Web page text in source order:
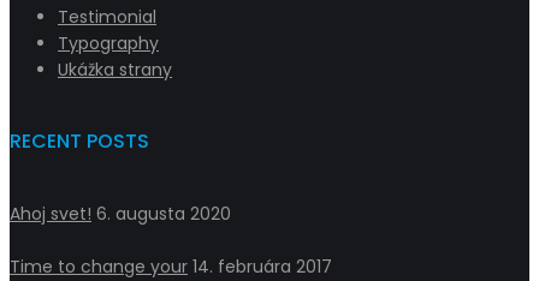
Testimonial
Typography
Ukážka strany
RECENT POSTS
Ahoj svet! 6. augusta 2020
Time to change your 14. februára 2017